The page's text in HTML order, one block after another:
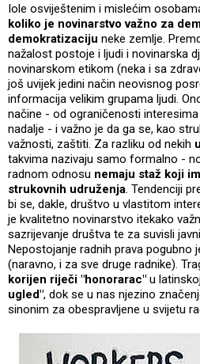
Iole osviještenim i mislećim
koliko je novinarstvo važno za
demokratizaciju neke zemlje.
nažalost postoje i ljudi i novinarska
novinarskom etikom (neka i sa
još uvijek jedini način neovisnog
informacija velikim grupama ljudi.
načine - od ograničenosti
nadalje - i važno je da ga se, kao
važnosti, zaštiti. Za razliku od nekih
takvima nazivaju samo formalno -
radnom odnosu nemaju staž koji
strukovnih udruženja. Tendenciji
bi se, dakle, društvo u vlastitom
je kvalitetno novinarstvo itekako
sazrijevanje društva te za suvisli
Nepostojanje radnih prava pogubno
(naravno, i za sve druge radnike).
korijen riječi "honorarac" u
ugled", dok se u nas njezino
sinonim za obespravljene u svijetu